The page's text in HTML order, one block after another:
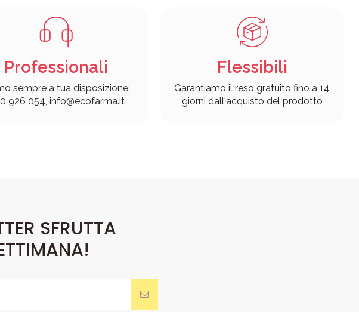
Professionali
sempre a tua disposizione:
926 054, info@ecofarma.it
Flessibili
Garantiamo il reso gratuito fino a 14
giorni dall'acquisto del prodotto
SFRUTTA